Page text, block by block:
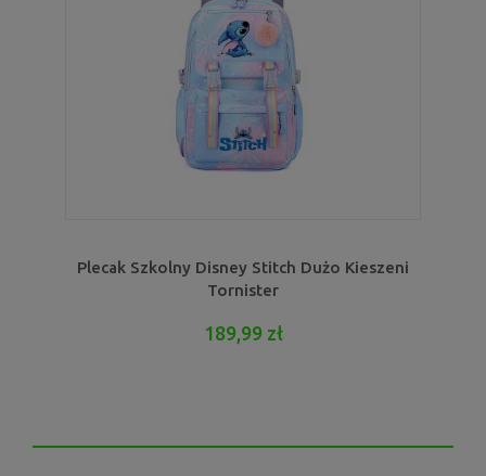
Plecak Szkolny Disney Stitch Dużo Kieszeni
Tornister
189,99 zł